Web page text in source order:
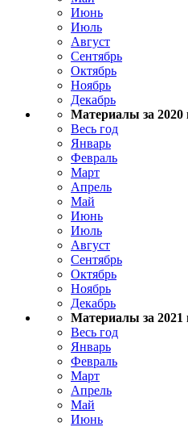
Июнь
Июль
Август
Сентябрь
Октябрь
Ноябрь
Декабрь
Материалы за 2020
Весь год
Январь
Февраль
Март
Апрель
Май
Июнь
Июль
Август
Сентябрь
Октябрь
Ноябрь
Декабрь
Материалы за 2021
Весь год
Январь
Февраль
Март
Апрель
Май
Июнь